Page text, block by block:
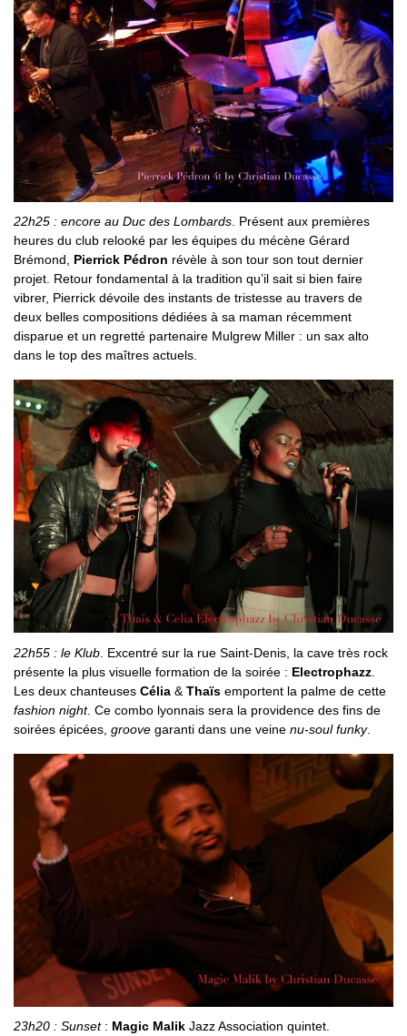
22h25 : encore au Duc des Lombards . Présent aux premières
heures du club relooké par les équipes du mécène Gérard
Brémond, Pierrick Pédron révèle à son tour son tout dernier
projet. Retour fondamental à la tradition qu’il sait si bien faire
vibrer, Pierrick dévoile des instants de tristesse au travers de
deux belles compositions dédiées à sa maman récemment
disparue et un regretté partenaire Mulgrew Miller : un sax alto
dans le top des maîtres actuels.
22h55 : le Klub . Excentré sur la rue Saint-Denis, la cave très rock
présente la plus visuelle formation de la soirée : Electrophazz
Les deux chanteuses Célia & Thaïs emportent la palme de cette
fashion night. Ce combo lyonnais sera la providence des fins de
soirées épicées, groove garanti dans une veine nu-soul funky.
23h20 : Sunset: Magic Malik Jazz Association quintet.